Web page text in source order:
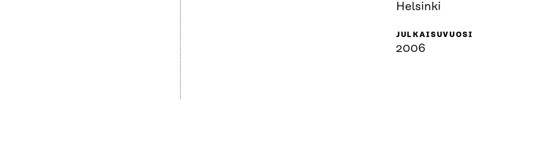
Helsinki
JULKAISUVUOSI
2006